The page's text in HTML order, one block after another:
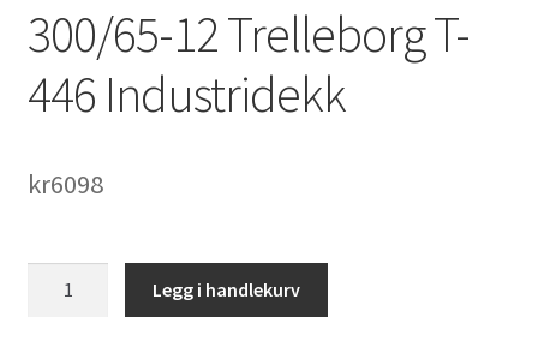
300/65-12 Trelleborg T-
446 Industridekk
kr6098
Legg i handlekurv